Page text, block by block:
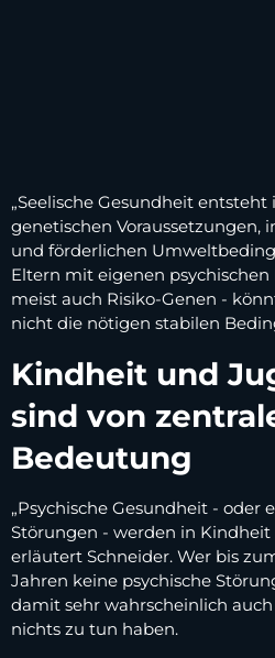
„Seelische Gesundheit
genetischen Voraussetzungen,
und förderlichen
Eltern mit eigenen
meist auch Risiko-Genen -
nicht die nötigen stabilen
Kindheit und
sind von
Bedeutung
„Psychische Gesundheit - oder
Störungen - werden in
erläutert Schneider. Wer bis
Jahren keine psychische
damit sehr wahrscheinlich
nichts zu tun haben.